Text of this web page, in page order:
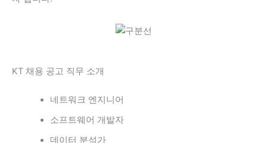
KT 채용 공고 직무 소개
네트워크 엔지니어
소프트웨어 개발자
데이터 분석가